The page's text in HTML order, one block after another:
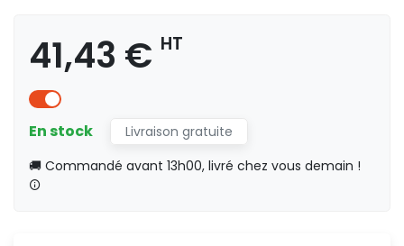
41,43 € HT
En stock
Livraison gratuite
🚚 Commandé avant 13h00, livré chez vous demain !